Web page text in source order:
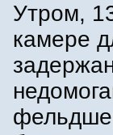
Утром,
камере